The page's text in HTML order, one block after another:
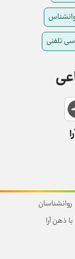
تلفنی
روانشناسان
ذهن آرا